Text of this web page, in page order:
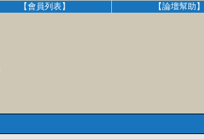
【會員列表】 【論壇幫助】